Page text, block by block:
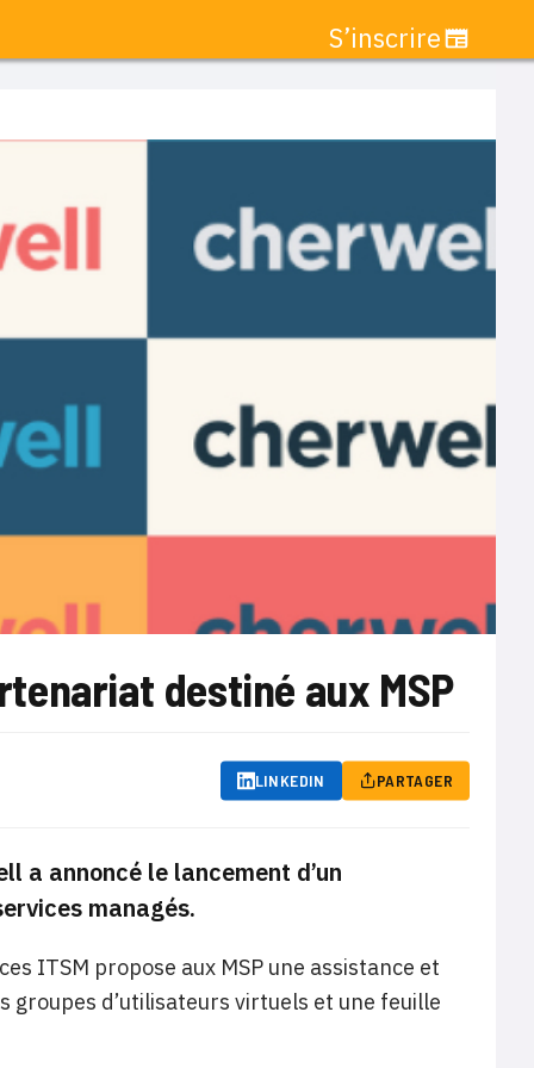
S’inscrire
destiné aux MSP
LINKEDIN PARTAGER
a annoncé le lancement d’un
managés.
ITSM propose aux MSP une assistance et
groupes d’utilisateurs virtuels et une feuille